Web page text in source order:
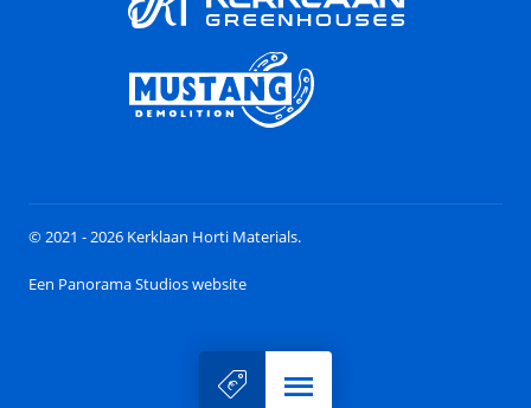
Menu
© 2021 - 2026 Kerklaan Horti Materials.
Een Panorama Studios website